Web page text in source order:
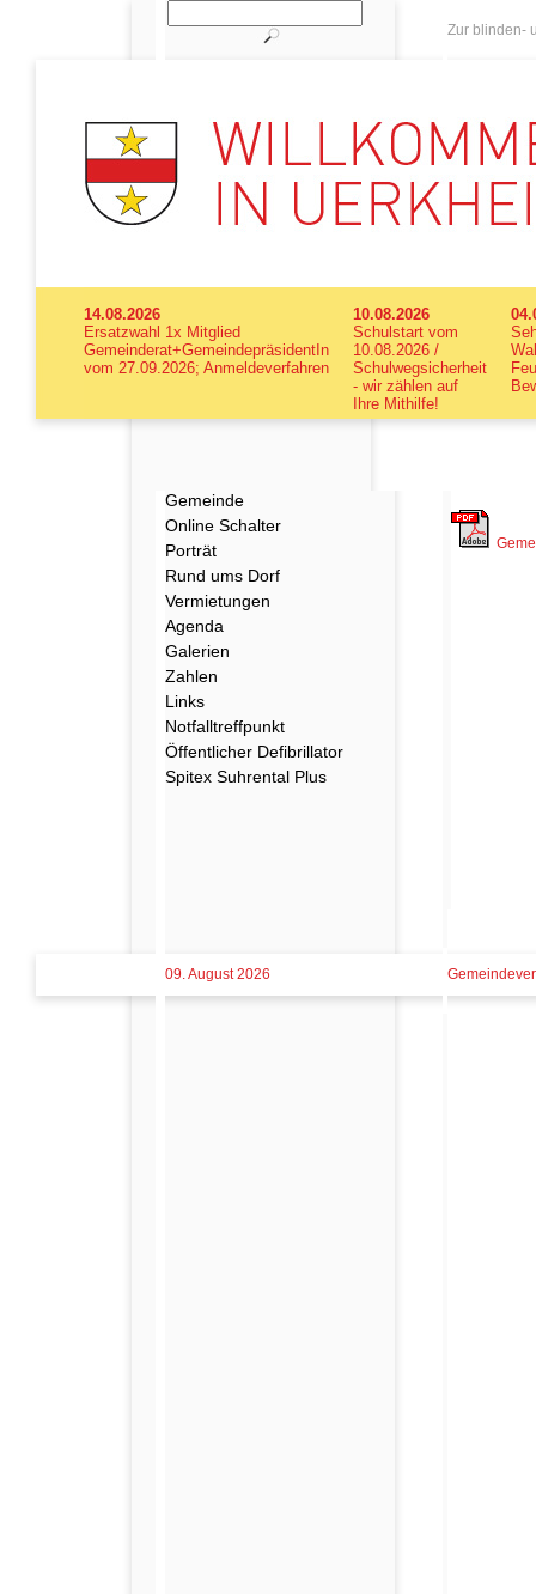
Zur blinden-
14.08.2026
Ersatzwahl 1x Mitglied
Gemeinderat+GemeindepräsidentIn
vom 27.09.2026; Anmeldeverfahren
10.08.2026
Schulstart vom
10.08.2026 /
Schulwegsicherheit
- wir zählen auf
Ihre Mithilfe!
Gemeinde
Online Schalter
Porträt
Rund ums Dorf
Vermietungen
Agenda
Galerien
Zahlen
Links
Notfalltreffpunkt
Öffentlicher Defibrillator
Spitex Suhrental Plus
09. August 2026